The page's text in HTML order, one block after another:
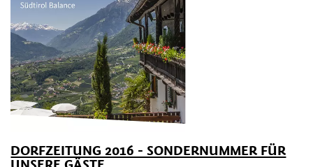
DORFZEITUNG 2016 - SONDERNUMMER FÜR